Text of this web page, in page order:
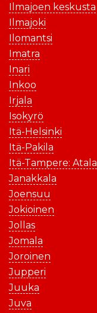
Ilmajoen keskusta
Ilmajoki
Ilomantsi
Imatra
Inari
Inkoo
Irjala
Isokyrö
Itä-Helsinki
Itä-Pakila
Itä-Tampere: Atala
Janakkala
Joensuu
Jokioinen
Jollas
Jomala
Joroinen
Jupperi
Juuka
Juva